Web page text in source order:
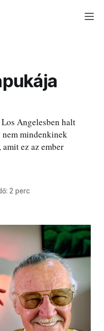
Angelesben halt
mindenkinek
ez az ember
2 perc